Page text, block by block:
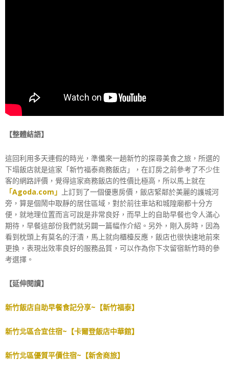
【整體結語】
這回利用多天連假的時光，準備來一趟新竹的探尋美食之旅，所選的
下塌飯店就是這家「新竹福泰商務飯店」，在訂房之前參考了不少住
客的網路評價，覺得這家商務飯店的性價比極高，所以馬上就在
「Agoda.com」
上訂到了一個優惠房價，飯店緊鄰於美麗的護城河
旁，算是個鬧中取靜的居住區域，對於前往車站和城隍廟都十分方
便，就地理位置而言可說是非常良好，而早上的自助早餐也令人滿心
期待，早餐這部份我們就另闢一篇幅作介紹。另外，剛入房時，因為
看到枕頭上有莫名的汙漬，馬上就向櫃檯反應，飯店也很快速地前來
更換，表現出效率良好的服務品質，可以作為你下次留宿新竹時的參
考選擇。
【延伸閱讀】
新竹飯店自助早餐食記分享~【新竹福泰】
新竹北區合宜住宿~【卡爾登飯店中華館】
新竹北區優質平價住宿~【新舍商旅】